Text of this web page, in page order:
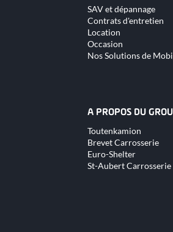
Aller
au
contenu
SAV et dépannage
Contrats d'entretien
Location
Occasion
Nos Solutions de
A PROPOS DU
Aller
au
contenu
Toutenkamion
Brevet Carrosserie
Euro-Shelter
St-Aubert Carrosserie